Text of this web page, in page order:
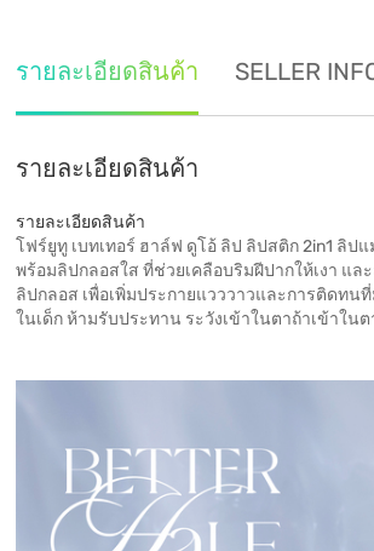
รายละเอียดสินค้า SELLER
รายละเอียดสินค้า
รายละเอียดสินค้า
โฟร์ยูทู เบทเทอร์ ฮาล์ฟ ดูโอ้ ลิป ลิปสติก 2in1 ลิ
พร้อมลิปกลอสใส ที่ช่วยเคลือบริมฝีปากให้เงา แ
ลิปกลอส เพื่อเพิ่มประกายแวววาวและการติดท
ในเด็ก ห้ามรับประทาน ระวังเข้าในตาถ้าเข้าใ